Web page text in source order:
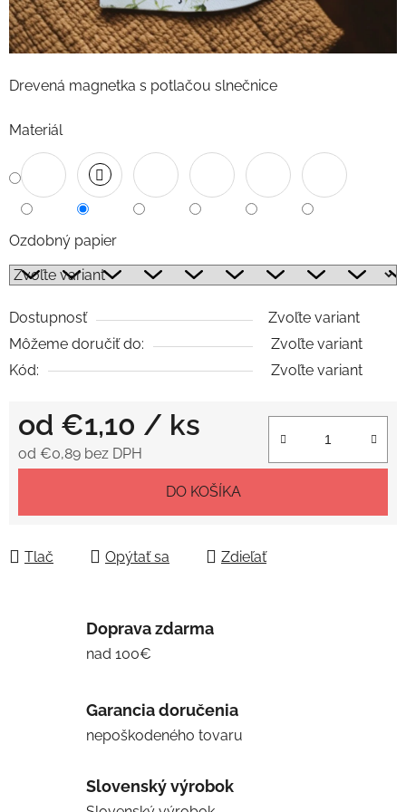
Drevená magnetka s potlačou slnečnice
Materiál
Ozdobný papier
Dostupnosť
Zvoľte variant
Môžeme doručiť do:
Zvoľte variant
Kód:
Zvoľte variant
od €1,10 / ks
od €0,89 bez DPH
DO KOŠÍKA
Tlač Opýtať sa Zdieľať
Doprava zdarma
nad 100€
Garancia doručenia
nepoškodeného tovaru
Slovenský výrobok